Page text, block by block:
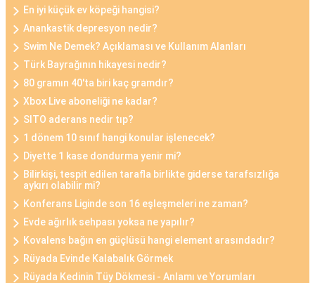
En iyi küçük ev köpeği hangisi?
Anankastik depresyon nedir?
Swim Ne Demek? Açıklaması ve Kullanım Alanları
Türk Bayrağının hikayesi nedir?
80 gramın 40'ta biri kaç gramdır?
Xbox Live aboneliği ne kadar?
SITO aderans nedir tıp?
1 dönem 10 sınıf hangi konular işlenecek?
Diyette 1 kase dondurma yenir mi?
Bilirkişi, tespit edilen tarafla birlikte giderse tarafsızlığa
aykırı olabilir mi?
Konferans Liginde son 16 eşleşmeleri ne zaman?
Evde ağırlık sehpası yoksa ne yapılır?
Kovalens bağın en güçlüsü hangi element arasındadır?
Rüyada Evinde Kalabalık Görmek
Rüyada Kedinin Tüy Dökmesi - Anlamı ve Yorumları